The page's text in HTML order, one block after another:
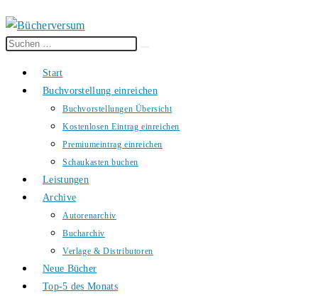
Diese
durchsuchen
Start
Buchvorstellung einreichen
Buchvorstellungen Übersicht
Kostenlosen Eintrag einreichen
Premiumeintrag einreichen
Schaukasten buchen
Leistungen
Archive
Autorenarchiv
Bucharchiv
Verlage & Distributoren
Neue Bücher
Top-5 des Monats